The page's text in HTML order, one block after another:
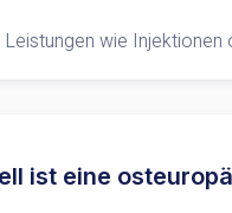
wie
ist eine